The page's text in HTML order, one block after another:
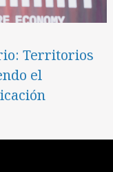
Territorios
el